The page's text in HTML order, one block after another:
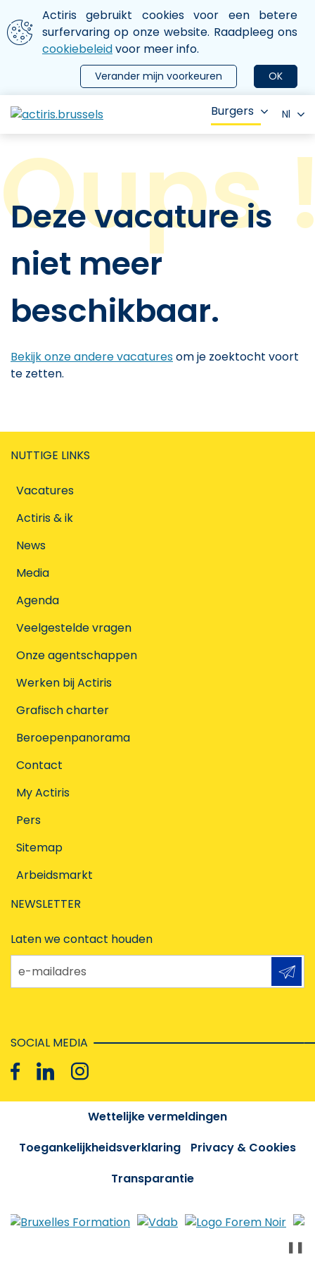
Aller au contenu principal
We gebruiken cookies
Actiris gebruikt cookies voor een betere
surfervaring op onze website. Raadpleeg ons
cookiebeleidvoor meer info.
OK
Verander mijn voorkeuren
le menu
Burgers Nl
Deze vacature is
niet meer
beschikbaar.
Bekijk onze andere vacaturesom je zoektocht voort
te zetten.
NUTTIGE LINKS
Vacatures
Actiris & ik
News
Media
Agenda
Veelgestelde vragen
Onze agentschappen
Werken bij Actiris
Grafisch charter
Beroepenpanorama
Contact
My Actiris
Pers
Sitemap
Arbeidsmarkt
NEWSLETTER
Laten we contact houden
e-mailadres
SOCIAL MEDIA
Wettelijke vermeldingen
Toegankelijkheidsverklaring
Privacy & Cookies
Transparantie
❚❚